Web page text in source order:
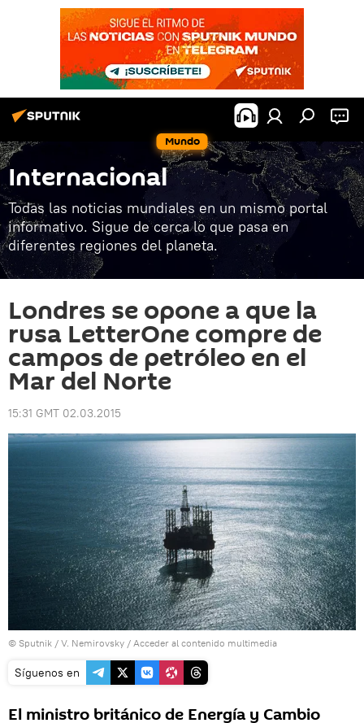
Mundo
Internacional
Todas las noticias mundiales en un mismo portal
informativo. Sigue de cerca lo que pasa en
diferentes regiones del planeta.
Londres se opone a que la
rusa LetterOne compre de
campos de petróleo en el
Mar del Norte
15:31 GMT 02.03.2015
© Sputnik / V. Nemirovsky / Acceder al contenido multimedia
Síguenos en
El ministro británico de Energía y Cambio